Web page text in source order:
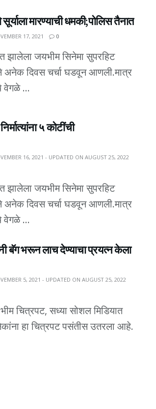
मारण्याची धमकी;पोलिस तैनात
17, 2021 0
झालेला जयभीम सिनेमा सुपरहिट
अनेक दिवस चर्चा घडवून आणली.मात्र
वेगळे ...
५ कोटींची
16, 2021 - UPDATED ON AUGUST 25, 2022
झालेला जयभीम सिनेमा सुपरहिट
अनेक दिवस चर्चा घडवून आणली.मात्र
वेगळे ...
बॅग भरून लाच देण्याचा प्रयत्न केला
5, 2021 - UPDATED ON AUGUST 25, 2022
चित्रपट, सध्या सोशल मिडियात
हा चित्रपट पसंतीस उतरला आहे.